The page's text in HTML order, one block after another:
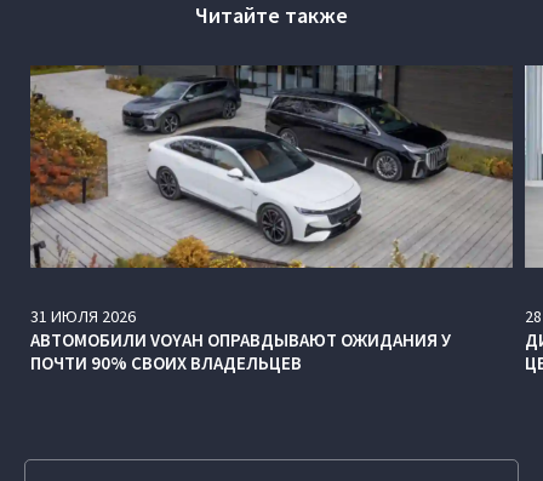
Читайте также
31 ИЮЛЯ 2026
АВТОМОБИЛИ VOYAH ОПРАВДЫВАЮТ ОЖИДАНИЯ У
ПОЧТИ 90% СВОИХ ВЛАДЕЛЬЦЕВ
28